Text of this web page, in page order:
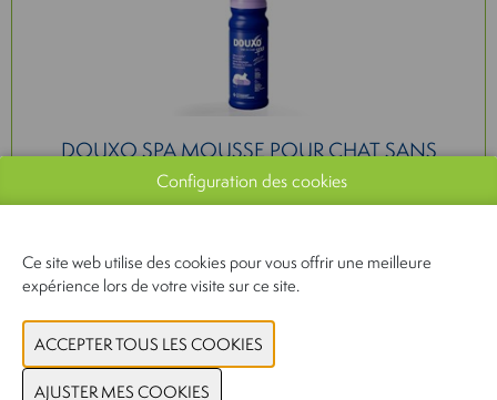
DOUXO SPA MOUSSE POUR CHAT SANS
RINÇAGE 150ML
LIRE PLUS
Configuration des cookies
Ce site web utilise des cookies pour vous offrir une meilleure
expérience lors de votre visite sur ce site.